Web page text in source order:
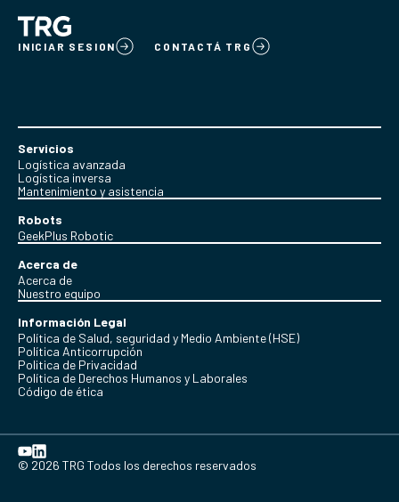
INICIAR SESION CONTACTÁ TRG
Servicios
Logística avanzada
Logística inversa
Mantenimiento y asistencia
Robots
GeekPlus Robotic
Acerca de
Acerca de
Nuestro equipo
Información Legal
Política de Salud, seguridad y Medio Ambiente (HSE)
Política Anticorrupción
Politica de Privacidad
Política de Derechos Humanos y Laborales
Código de ética
© 2026 TRG Todos los derechos reservados